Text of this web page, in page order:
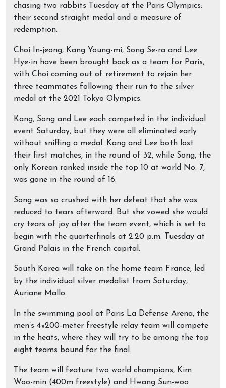
chasing two rabbits Tuesday at the Paris Olympics:
their second straight medal and a measure of
redemption.
Choi In-jeong, Kang Young-mi, Song Se-ra and Lee
Hye-in have been brought back as a team for Paris,
with Choi coming out of retirement to rejoin her
three teammates following their run to the silver
medal at the 2021 Tokyo Olympics.
Kang, Song and Lee each competed in the individual
event Saturday, but they were all eliminated early
without sniffing a medal. Kang and Lee both lost
their first matches, in the round of 32, while Song, the
only Korean ranked inside the top 10 at world No. 7,
was gone in the round of 16.
Song was so crushed with her defeat that she was
reduced to tears afterward. But she vowed she would
cry tears of joy after the team event, which is set to
begin with the quarterfinals at 2:20 p.m. Tuesday at
Grand Palais in the French capital.
South Korea will take on the home team France, led
by the individual silver medalist from Saturday,
Auriane Mallo.
In the swimming pool at Paris La Defense Arena, the
men’s 4×200-meter freestyle relay team will compete
in the heats, where they will try to be among the top
eight teams bound for the final.
The team will feature two world champions, Kim
Woo-min (400m freestyle) and Hwang Sun-woo